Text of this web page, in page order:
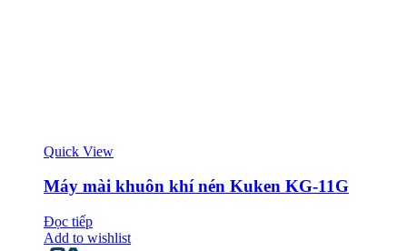
Quick View
Máy mài khuôn khí nén Kuken KG-11G
Đọc tiếp
Add to wishlist